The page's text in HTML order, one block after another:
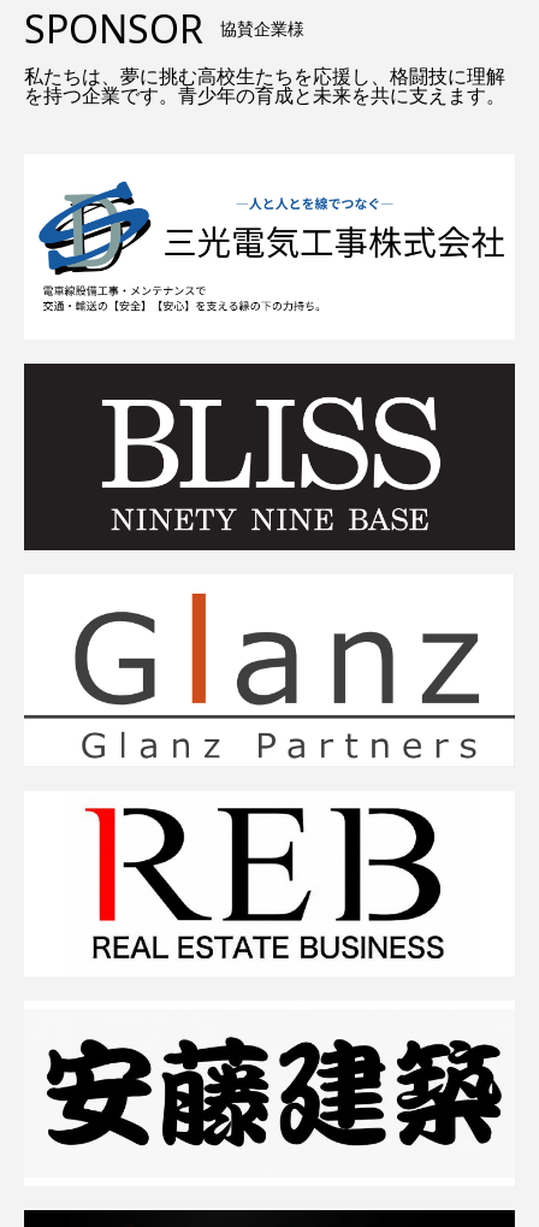
SPONSOR 協賛企業様
私たちは、夢に挑む高校生たちを応援し、格闘技に理解
を持つ企業です。青少年の育成と未来を共に支えます。